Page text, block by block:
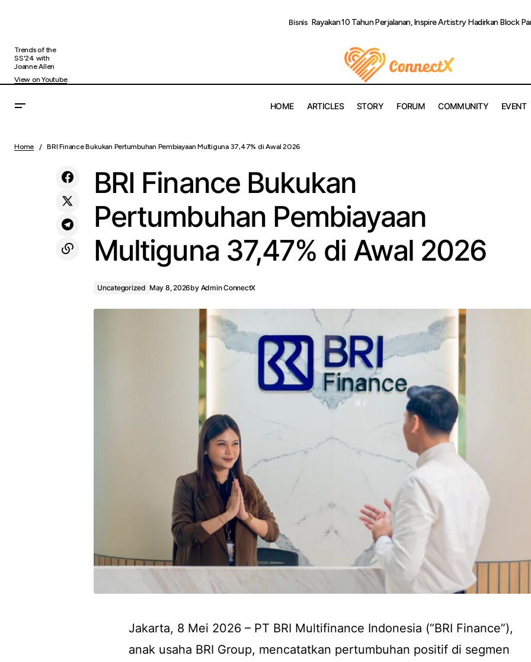
Bisnis Rayakan 10 Tahun Perjalanan, Inspire Artistry Hadirkan Block
Trends of the
SS'24 with
Joanne Allen
View on Youtube
HOME ARTICLES STORY FORUM COMMUNITY EVENT
Space Pertama di Mall
Uncategorized BRI Finance Bukukan Pertumbuhan Pembiayaan Multiguna
Home BRI Finance Bukukan Pertumbuhan Pembiayaan Multiguna 37,47% di Awal 2026
BRI Finance Bukukan
Pertumbuhan Pembiayaan
Multiguna 37,47% di Awal 2026
Uncategorized May 8, 2026by Admin ConnectX
Jakarta, 8 Mei 2026 – PT BRI Multifinance Indonesia (“BRI Finance”),
anak usaha BRI Group, mencatatkan pertumbuhan positif di segmen